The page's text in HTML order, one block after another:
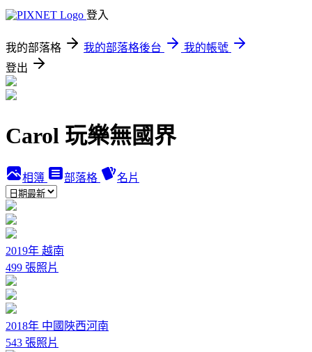
登入
我的部落格 我的部落格後台
我的帳號
登出
Carol 玩樂無國界
相簿 部落格 名片
2019年 越南
499 張照片
2018年 中國陜西河南
543 張照片